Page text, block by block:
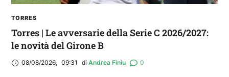
TORRES
Torres | Le avversarie della Serie C 2026/2027:
le novità del Girone B
08/08/2026, 09:31 di Andrea Finiu 0